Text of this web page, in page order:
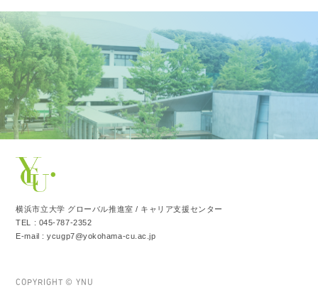
横浜市立大学 グローバル推進室 / キャリア支援センター
TEL : 045-787-2352
E-mail : ycugp7@yokohama-cu.ac.jp
COPYRIGHT © YNU